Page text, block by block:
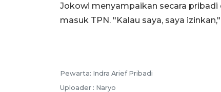
Jokowi menyampaikan secara
masuk TPN. "Kalau saya, saya
Pewarta: Indra Arief Pribadi
Uploader : Naryo